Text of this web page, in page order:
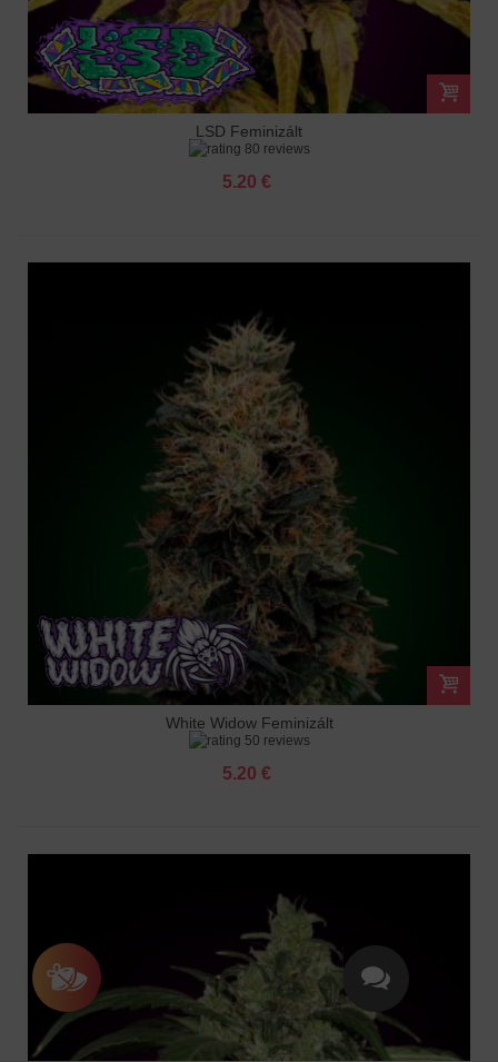
LSD Feminizált
80 reviews
5.20 €
White Widow Feminizált
50 reviews
5.20 €